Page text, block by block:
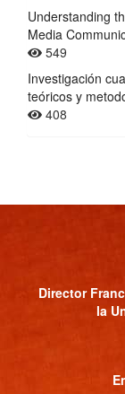
Understanding
Media
549
Investigación
teóricos y
408
Director
la